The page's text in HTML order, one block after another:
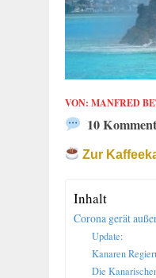
VON: MANFRED
10
Zur
Inhalt
Corona gerät
Update:
Kanaren
Die